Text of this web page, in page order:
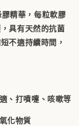
精華，每粒軟膠
具有天然的抗菌
不適持續時間 ，
、打噴嚏、咳嗽等
化物質